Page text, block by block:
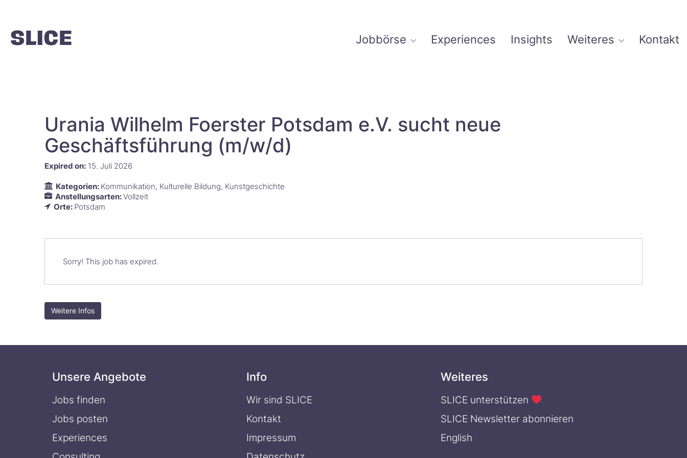
Jobbörse Experiences Insights Weiteres Kontakt
Urania Wilhelm Foerster Potsdam e.V. sucht neue
Geschäftsführung (m/w/d)
Expired on: 15. Juli 2026
Kategorien: Kommunikation Kulturelle Bildung Kunstgeschichte
Anstellungsarten:Vollzeit
Orte: Potsdam
Sorry! This job has expired.
Weitere Infos
Unsere Angebote
Jobs finden
Jobs posten
Experiences
Info
Wir sind SLICE
Kontakt
Impressum
Weiteres
SLICE unterstützen
SLICE Newsletter abonnieren
English